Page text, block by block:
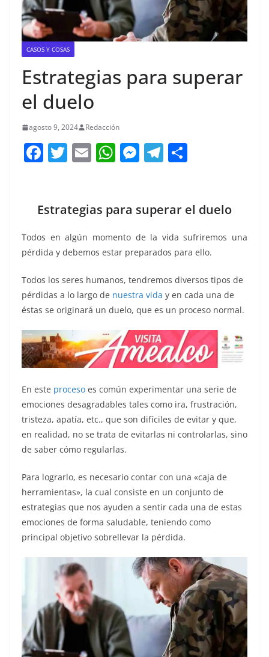
CASOS Y COSAS
Estrategias para superar
el duelo
agosto 9, 2024 Redacción
F
e
b
o
k
T
er
E
l
W
s
A
p
M
e
n
g
T
gr
a
m
p
ar
tir
Estrategias para superar el duelo
Todos en algún momento de la vida sufriremos una
pérdida y debemos estar preparados para ello.
Todos los seres humanos, tendremos diversos tipos de
pérdidas a lo largo de nuestra vida y en cada una de
éstas se originará un duelo, que es un proceso normal.
En este proceso es común experimentar una serie de
emociones desagradables tales como ira, frustración,
tristeza, apatía, etc., que son difíciles de evitar y que,
en realidad, no se trata de evitarlas ni controlarlas, sino
de saber cómo regularlas.
Para lograrlo, es necesario contar con una «caja de
herramientas», la cual consiste en un conjunto de
estrategias que nos ayuden a sentir cada una de estas
emociones de forma saludable, teniendo como
principal objetivo sobrellevar la pérdida.